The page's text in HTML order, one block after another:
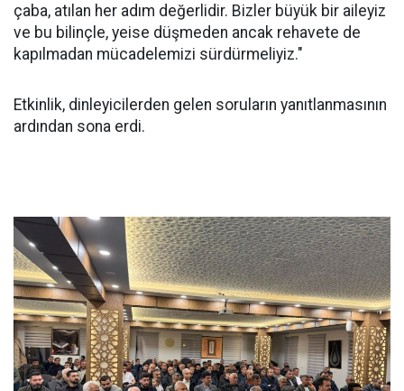
çaba, atılan her adım değerlidir. Bizler büyük bir aileyiz
ve bu bilinçle, yeise düşmeden ancak rehavete de
kapılmadan mücadelemizi sürdürmeliyiz."
Etkinlik, dinleyicilerden gelen soruların yanıtlanmasının
ardından sona erdi.